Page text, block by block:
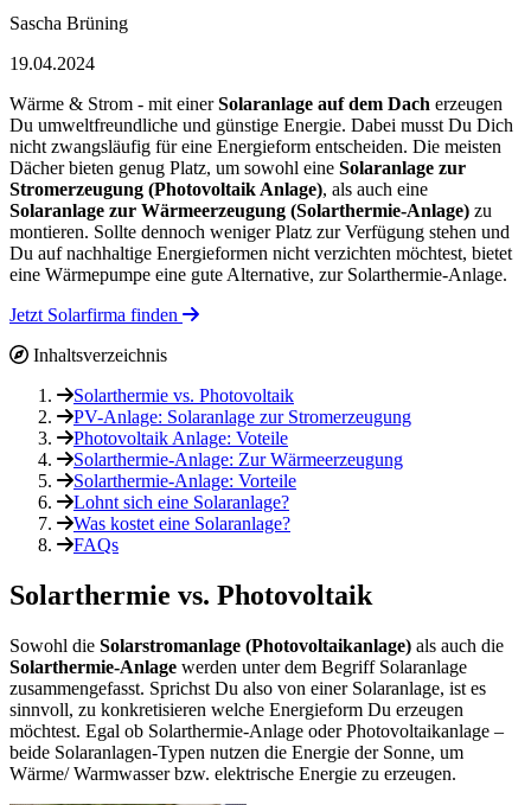
Sascha Brüning
19.04.2024
Wärme & Strom - mit einerSolaranlage auf dem Dach erzeugen
Du umweltfreundliche und günstige Energie. Dabei musst Du Dich
nicht zwangsläufig für eine Energieform entscheiden. Die meisten
Dächer bieten genug Platz, um sowohl eine Solaranlage zur
Stromerzeugung (Photovoltaik Anlage), als auch eine
Solaranlage zur Wärmeerzeugung (Solarthermie-Anlage) zu
montieren. Sollte dennoch weniger Platz zur Verfügung stehen und
Du auf nachhaltige Energieformen nicht verzichten möchtest, bietet
eine Wärmepumpe eine gute Alternative, zur Solarthermie-Anlage.
Jetzt Solarfirma finden
Inhaltsverzeichnis
Solarthermie vs. Photovoltaik
PV-Anlage: Solaranlage zur Stromerzeugung
Photovoltaik Anlage: Voteile
Solarthermie-Anlage: Zur Wärmeerzeugung
Solarthermie-Anlage: Vorteile
Lohnt sich eine Solaranlage?
Was kostet eine Solaranlage?
FAQs
Solarthermie vs. Photovoltaik
Sowohl die Solarstromanlage (Photovoltaikanlage) als auch die
Solarthermie-Anlage werden unter dem Begriff Solaranlage
zusammengefasst. Sprichst Du also von einer Solaranlage, ist es
sinnvoll, zu konkretisieren welche Energieform Du erzeugen
möchtest. Egal ob Solarthermie-Anlage oder Photovoltaikanlage –
beide Solaranlagen-Typen nutzen die Energie der Sonne, um
Wärme/ Warmwasser bzw. elektrische Energie zu erzeugen.